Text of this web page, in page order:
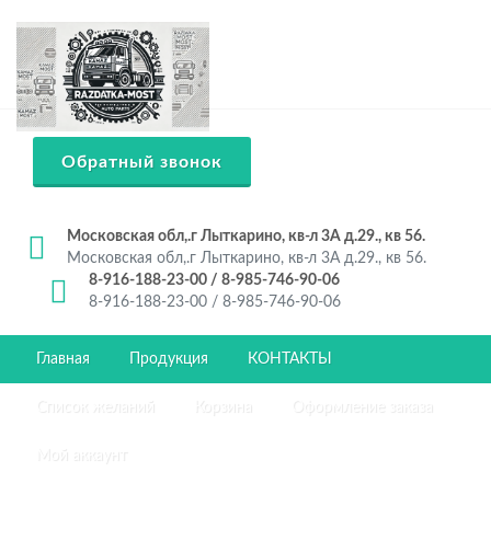
Обратный звонок
Московская обл,.г Лыткарино, кв-л 3А д.29., кв 56.
Московская обл,.г Лыткарино, кв-л 3А д.29., кв 56.
8-916-188-23-00 / 8-985-746-90-06
8-916-188-23-00 / 8-985-746-90-06
Главная Продукция КОНТАКТЫ